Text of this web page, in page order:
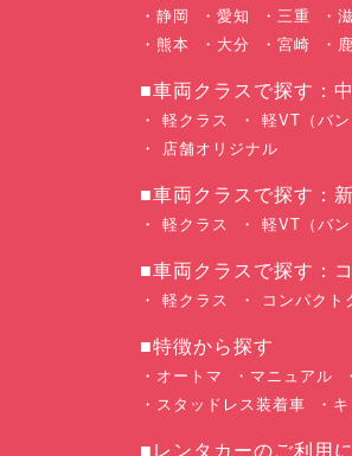
静岡
愛知 三重
熊本
大分 宮崎
■車両クラスで探す：
軽クラス 軽VT（バ
店舗オリジナル
■車両クラスで探す：
軽クラス 軽VT（バ
■車両クラスで探す：
軽クラス コンパクト
■特徴から探す
オートマ マニュアル
スタッドレス装着車
■レンタカーのご利用